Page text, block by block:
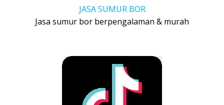
JASA SUMUR BOR
Jasa sumur bor berpengalaman & murah